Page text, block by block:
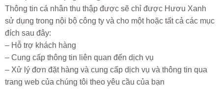
Thông tin cá nhân thu thập được sẽ chỉ được Hươu Xanh
sử dụng trong nội bộ công ty và cho một hoặc tất cả các mục
đích sau đây:
– Hỗ trợ khách hàng
– Cung cấp thông tin liên quan đến dịch vụ
– Xử lý đơn đặt hàng và cung cấp dịch vụ và thông tin qua
trang web của chúng tôi theo yêu cầu của bạn